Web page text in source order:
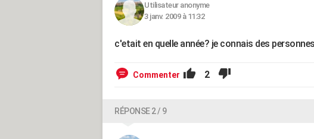
Utilisateur anonyme
3 janv. 2009 à 11:32
c'etait en quelle année? je connais des
Commenter 2
RÉPONSE 2 / 9